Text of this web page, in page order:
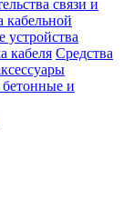
связи и
кабельной
кабеля Средства
и